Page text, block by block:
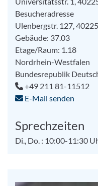
Besucheradresse
Ulenbergstr. 127,
Gebäude: 37.03
Etage/Raum: 1.18
Nordrhein-Westfalen
Bundesrepublik
+49 211 81-11512
E-Mail senden
Sprechzeiten
Di., Do. : 10:00-11:30